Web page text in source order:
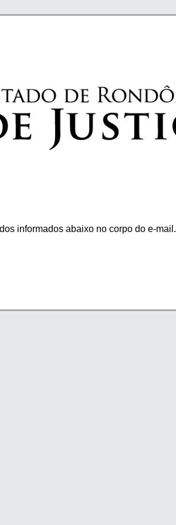
informados abaixo no corpo do e-mail.